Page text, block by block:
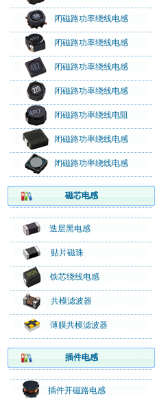
闭磁路功率绕线电感
闭磁路功率绕线电感
闭磁路功率绕线电感
闭磁路功率绕线电感
闭磁路功率绕线电阻
闭磁路功率绕线电感
闭磁路功率绕线电感
磁芯电感
迭层黑电感
贴片磁珠
铁芯绕线电感
共模滤波器
薄膜共模滤波器
插件电感
插件开磁路电感